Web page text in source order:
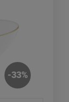
-33%